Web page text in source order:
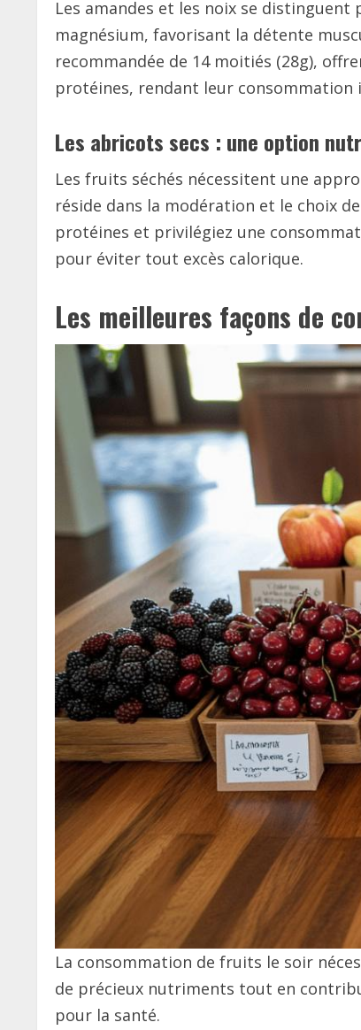
Les amandes et les noix se
magnésium, favorisant la détente
recommandée de 14 moitiés (28g),
protéines, rendant leur consommation
Les abricots secs : une option
Les fruits séchés nécessitent une
réside dans la modération et le choix
protéines et privilégiez une
pour éviter tout excès calorique.
Les meilleures façons de
La consommation de fruits le soir
de précieux nutriments tout en
pour la santé.